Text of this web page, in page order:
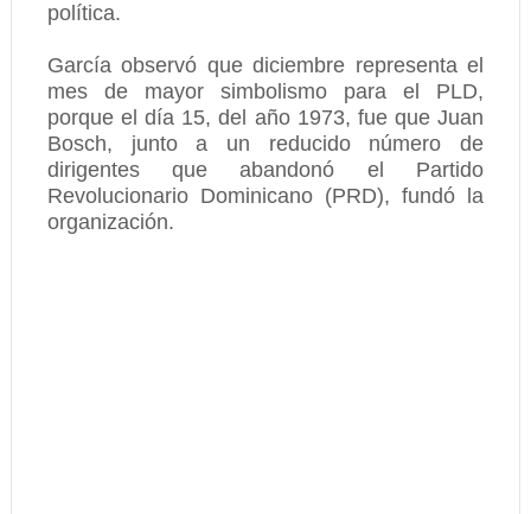
política.
García observó que diciembre representa el
mes de mayor simbolismo para el PLD,
porque el día 15, del año 1973, fue que Juan
Bosch, junto a un reducido número de
dirigentes que abandonó el Partido
Revolucionario Dominicano (PRD), fundó la
organización.